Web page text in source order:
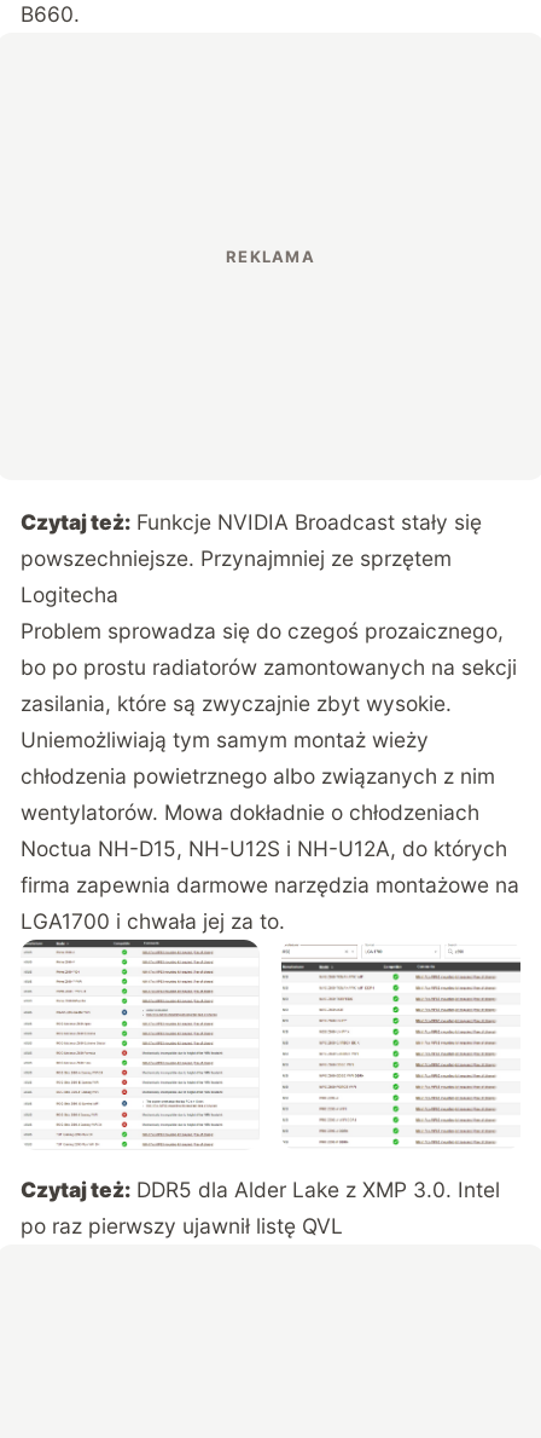
B660.
Czytaj też: Funkcje NVIDIA Broadcast stały się
powszechniejsze. Przynajmniej ze sprzętem
Logitecha
Problem sprowadza się do czegoś prozaicznego,
bo po prostu radiatorów zamontowanych na sekcji
zasilania, które są zwyczajnie zbyt wysokie.
Uniemożliwiają tym samym montaż wieży
chłodzenia powietrznego albo związanych z nim
wentylatorów. Mowa dokładnie o chłodzeniach
Noctua NH-D15, NH-U12S i NH-U12A, do których
firma zapewnia darmowe narzędzia montażowe na
LGA1700 i chwała jej za to.
Czytaj też: DDR5 dla Alder Lake z XMP 3.0. Intel
po raz pierwszy ujawnił listę QVL